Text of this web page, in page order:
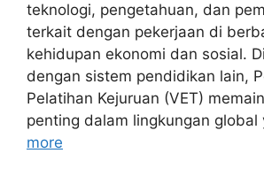
teknologi, pengetahuan, dan
terkait dengan pekerjaan di
kehidupan ekonomi dan sosial.
dengan sistem pendidikan lain,
Pelatihan Kejuruan (VET)
penting dalam lingkungan global
more